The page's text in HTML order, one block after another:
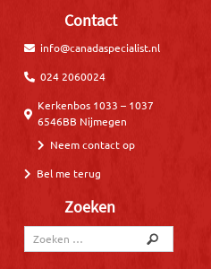
Contact
info@canadaspecialist.nl
024 2060024
Kerkenbos 1033 – 1037
6546BB Nijmegen
Neem contact op
Bel me terug
Zoeken